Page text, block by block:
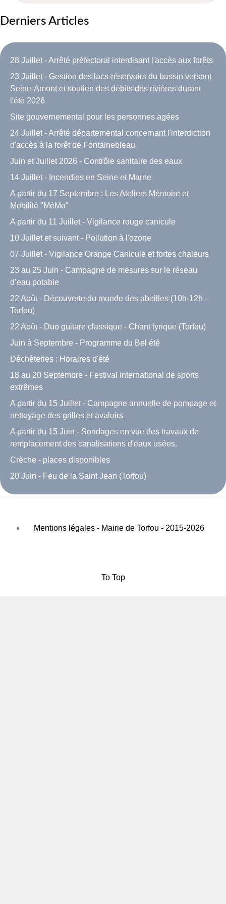
Derniers Articles
28 Juillet - Arrêté préfectoral interdisant l'accès aux forêts
23 Juillet - Gestion des lacs-réservoirs du bassin versant
Seine-Amont et soutien des débits des rivières durant
l'été 2026
Site gouvernemental pour les personnes agées
24 Juillet - Arrêté départemental concernant l'interdiction
d'accès à la forêt de Fontainebleau
Juin et Juillet 2026 - Contrôle sanitaire des eaux
14 Juillet - Incendies en Seine et Marne
A partir du 17 Septembre : Les Ateliers Mémoire et
Mobilité "MéMo"
A partir du 11 Juillet - Vigilance rouge canicule
10 Juillet et suivant - Pollution à l'ozone
07 Juillet - Vigilance Orange Canicule et fortes chaleurs
23 au 25 Juin - Campagne de mesures sur le réseau
d’eau potable
22 Août - Découverte du monde des abeilles (10h-12h -
Torfou)
22 Août - Duo guitare classique - Chant lyrique (Torfou)
Juin à Septembre - Programme du Bel été
Déchèteries : Horaires d'été
18 au 20 Septembre - Festival international de sports
extrêmes
A partir du 15 Juillet - Campagne annuelle de pompage et
nettoyage des grilles et avaloirs
A partir du 15 Juin - Sondages en vue des travaux de
remplacement des canalisations d'eaux usées.
Crèche - places disponibles
20 Juin - Feu de la Saint Jean (Torfou)
Mentions légales - Mairie de Torfou - 2015-2026
To Top